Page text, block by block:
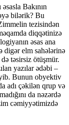
Bakının
bilərik? Bu
tezisindən
diqqətinizə
əsas ana
digər elm sahələrinə
təsirsiz ötüşmür.
yazılar ədəbi –
Bunun obyektiv
adı çəkilən qrup və
da nəzərdə
cəmiyyətimizdə